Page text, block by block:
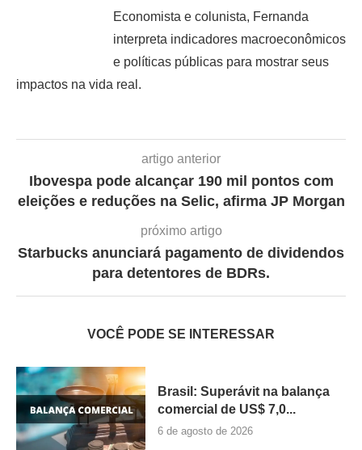
Economista e colunista, Fernanda
interpreta indicadores macroeconômicos
e políticas públicas para mostrar seus
impactos na vida real.
artigo anterior
Ibovespa pode alcançar 190 mil pontos com
eleições e reduções na Selic, afirma JP Morgan
próximo artigo
Starbucks anunciará pagamento de dividendos
para detentores de BDRs.
VOCÊ PODE SE INTERESSAR
Brasil: Superávit na balança
comercial de US$ 7,0...
6 de agosto de 2026